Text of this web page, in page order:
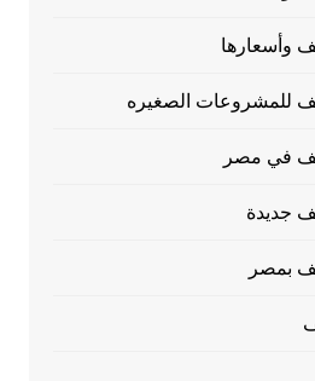
وأسعارها
للمشروعات الصغيره
في مصر
جديدة
بمصر